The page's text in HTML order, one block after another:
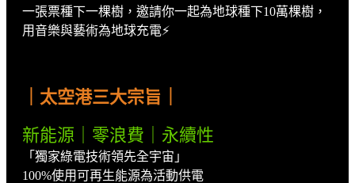
一張票種下一棵樹，邀請你一起為地球種下10萬棵樹，
用音樂與藝術為地球充電⚡️
｜太空港三大宗旨｜
新能源｜零浪費｜永續性
「獨家綠電技術領先全宇宙」
100%使用可再生能源為活動供電